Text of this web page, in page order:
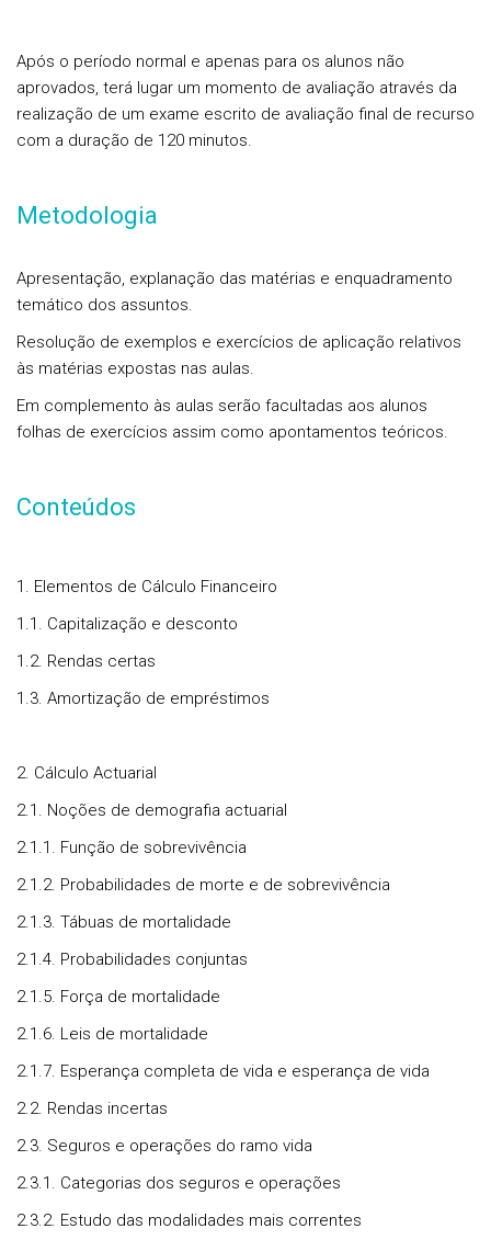
Após o período normal e apenas para os alunos não
aprovados, terá lugar um momento de avaliação através da
realização de um exame escrito de avaliação final de recurso
com a duração de 120 minutos.
Metodologia
Apresentação, explanação das matérias e enquadramento
temático dos assuntos.
Resolução de exemplos e exercícios de aplicação relativos
às matérias expostas nas aulas.
Em complemento às aulas serão facultadas aos alunos
folhas de exercícios assim como apontamentos teóricos.
Conteúdos
1. Elementos de Cálculo Financeiro
1.1. Capitalização e desconto
1.2. Rendas certas
1.3. Amortização de empréstimos
2. Cálculo Actuarial
2.1. Noções de demografia actuarial
2.1.1. Função de sobrevivência
2.1.2. Probabilidades de morte e de sobrevivência
2.1.3. Tábuas de mortalidade
2.1.4. Probabilidades conjuntas
2.1.5. Força de mortalidade
2.1.6. Leis de mortalidade
2.1.7. Esperança completa de vida e esperança de vida
2.2. Rendas incertas
2.3. Seguros e operações do ramo vida
2.3.1. Categorias dos seguros e operações
2.3.2. Estudo das modalidades mais correntes